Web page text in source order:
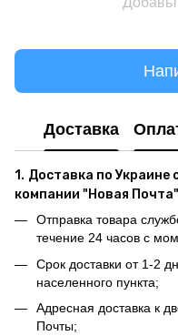
Доставка
1. Доставка по Украине
компании "Новая Почта"
Отправка товара
течение 24 часов с
Срок доставки от 1-2
населенного пункта;
Адресная доставка к
Почты;